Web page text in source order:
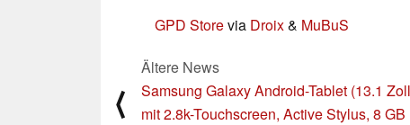
GPD Storevia Droix& MuBuS
⟨
Ältere News
Samsung Galaxy Android-Tablet (13.1
mit 2.8k-Touchscreen, Active Stylus, 8 GB